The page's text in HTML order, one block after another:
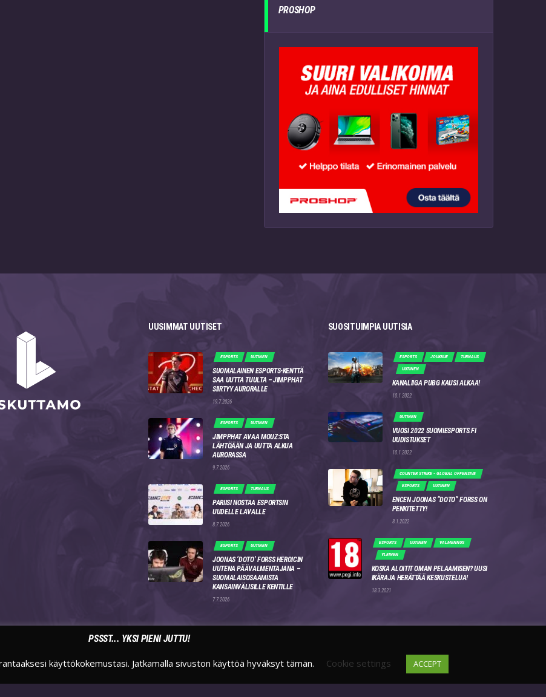
PROSHOP
UUSIMMAT UUTISET
ESPORTS UUTINEN
SUOMALAINEN ESPORTS-KENTTÄ
SAA UUTTA TUULTA – JIMPPHAT
SIIRTYY AURORALLE
19.7.2026
ESPORTS UUTINEN
JIMPPHAT AVAA MOUZ:STA
LÄHTÖÄÄN JA UUTTA ALKUA
AURORASSA
9.7.2026
ESPORTS TURNAUS
PARIISI NOSTAA ESPORTSIN
UUDELLE LAVALLE
8.7.2026
ESPORTS UUTINEN
JOONAS ‘DOTO’ FORSS HEROICIN
UUTENA PÄÄVALMENTAJANA –
SUOMALAISOSAAMISTA
KANSAINVÄLISILLE KENTILLE
7.7.2026
SUOSITUIMPIA UUTISIA
ESPORTS JOUKKUE TURNAUS
UUTINEN
KANALIIGA PUBG KAUSI ALKAA!
10.1.2022
UUTINEN
VUOSI 2022 SUOMIESPORTS.FI
UUDISTUKSET
10.1.2022
COUNTER STRIKE - GLOBAL OFFENSIVE
ESPORTS UUTINEN
ENCEN JOONAS “DOTO” FORSS ON
PENKITETTY!
8.1.2022
ESPORTS UUTINEN VALMENNUS
YLEINEN
KOSKA ALOITIT OMAN PELAAMISEN? UUSI
IKÄRAJA HERÄTTÄÄ KESKUSTELUA!
18.3.2021
TWITTER INSTAGRAM TWITCH DISCORD
PSSST... YKSI PIENI JUTTU!
käyttökokemustasi. Jatkamalla sivuston käyttöä hyväksyt tämän. Cookie settings ACCEPT